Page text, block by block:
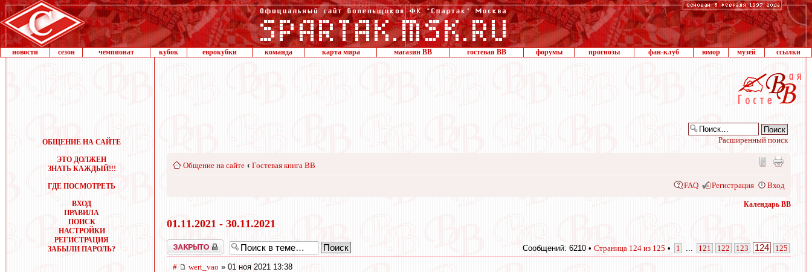
новости сезон чемпионат кубок еврокубки команда карта мира магазин ВВ гостевая ВВ форумы прогнозы фан-клуб юмор музей ссылки
ОБЩЕНИЕ НА САЙТЕ
ЭТО ДОЛЖЕН
ЗНАТЬ КАЖДЫЙ!!!
ГДЕ ПОСМОТРЕТЬ
ВХОД
ПРАВИЛА
ПОИСК
НАСТРОЙКИ
РЕГИСТРАЦИЯ
ЗАБЫЛИ ПАРОЛЬ?
Расширенный поиск
Общение на сайте ‹ Гостевая книга ВВ
FAQ Регистрация Вход
Календарь ВВ
01.11.2021 - 30.11.2021
Закрыто Сообщений: 6210 • Страница 124 из 125 • 1 121 122 123 124 125
# wert_vao » 01 ноя 2021 13:38